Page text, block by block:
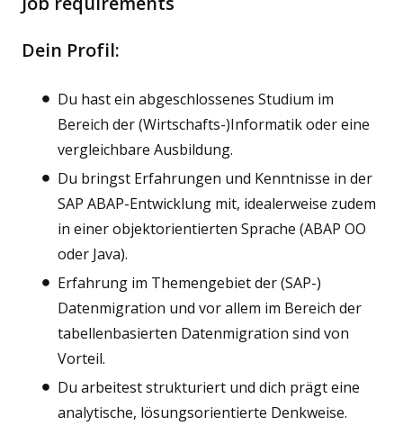
Dein Profil:
Du hast ein abgeschlossenes Studium im
Bereich der (Wirtschafts-)Informatik oder eine
vergleichbare Ausbildung.
Du bringst Erfahrungen und Kenntnisse in der
SAP ABAP-Entwicklung mit, idealerweise zudem
in einer objektorientierten Sprache (ABAP OO
oder Java).
Erfahrung im Themengebiet der (SAP-)
Datenmigration und vor allem im Bereich der
tabellenbasierten Datenmigration sind von
Vorteil.
Du arbeitest strukturiert und dich prägt eine
analytische, lösungsorientierte Denkweise.